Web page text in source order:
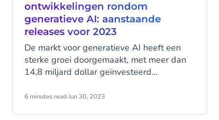
ontwikkelingen rondom
generatieve AI: aanstaande
releases voor 2023
De markt voor generatieve AI heeft een
sterke groei doorgemaakt, met meer dan
14,8 miljard dollar geïnvesteerd
bouwen op Large Language Models zoals
6 minutes read·Jun 30, 2023